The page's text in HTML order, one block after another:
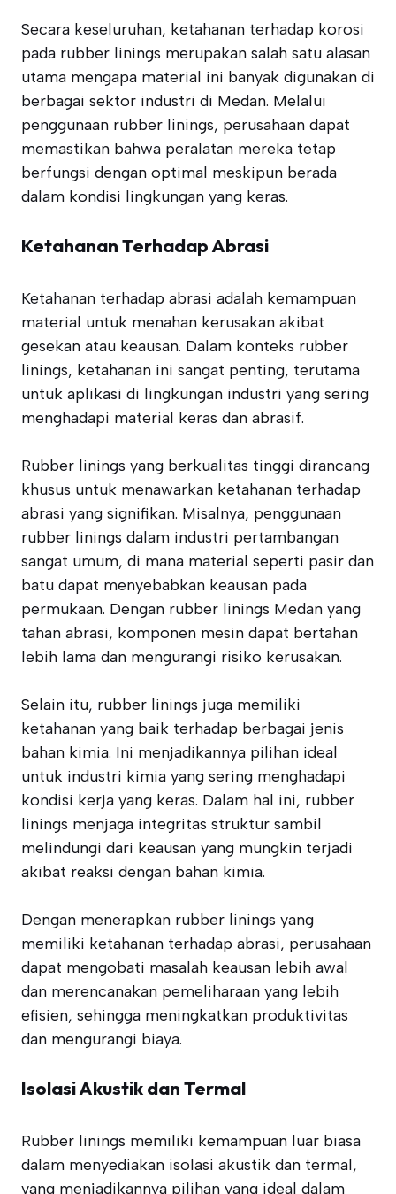
Secara keseluruhan, ketahanan terhadap korosi
pada rubber linings merupakan salah satu alasan
utama mengapa material ini banyak digunakan di
berbagai sektor industri di Medan. Melalui
penggunaan rubber linings, perusahaan dapat
memastikan bahwa peralatan mereka tetap
berfungsi dengan optimal meskipun berada
dalam kondisi lingkungan yang keras.
Ketahanan Terhadap Abrasi
Ketahanan terhadap abrasi adalah kemampuan
material untuk menahan kerusakan akibat
gesekan atau keausan. Dalam konteks rubber
linings, ketahanan ini sangat penting, terutama
untuk aplikasi di lingkungan industri yang sering
menghadapi material keras dan abrasif.
Rubber linings yang berkualitas tinggi dirancang
khusus untuk menawarkan ketahanan terhadap
abrasi yang signifikan. Misalnya, penggunaan
rubber linings dalam industri pertambangan
sangat umum, di mana material seperti pasir dan
batu dapat menyebabkan keausan pada
permukaan. Dengan rubber linings Medan yang
tahan abrasi, komponen mesin dapat bertahan
lebih lama dan mengurangi risiko kerusakan.
Selain itu, rubber linings juga memiliki
ketahanan yang baik terhadap berbagai jenis
bahan kimia. Ini menjadikannya pilihan ideal
untuk industri kimia yang sering menghadapi
kondisi kerja yang keras. Dalam hal ini, rubber
linings menjaga integritas struktur sambil
melindungi dari keausan yang mungkin terjadi
akibat reaksi dengan bahan kimia.
Dengan menerapkan rubber linings yang
memiliki ketahanan terhadap abrasi, perusahaan
dapat mengobati masalah keausan lebih awal
dan merencanakan pemeliharaan yang lebih
efisien, sehingga meningkatkan produktivitas
dan mengurangi biaya.
Isolasi Akustik dan Termal
Rubber linings memiliki kemampuan luar biasa
dalam menyediakan isolasi akustik dan termal,
yang menjadikannya pilihan yang ideal dalam